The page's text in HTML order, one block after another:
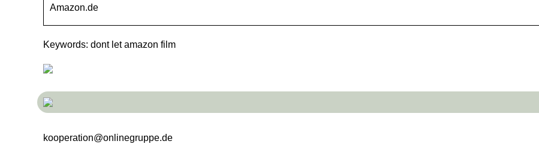
Amazon.de
Keywords: dont let amazon film
kooperation@onlinegruppe.de